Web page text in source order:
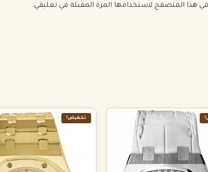
في هذا المتصفح لاستخدامها المرة المقبلة في تعليقي.
تخفيض!